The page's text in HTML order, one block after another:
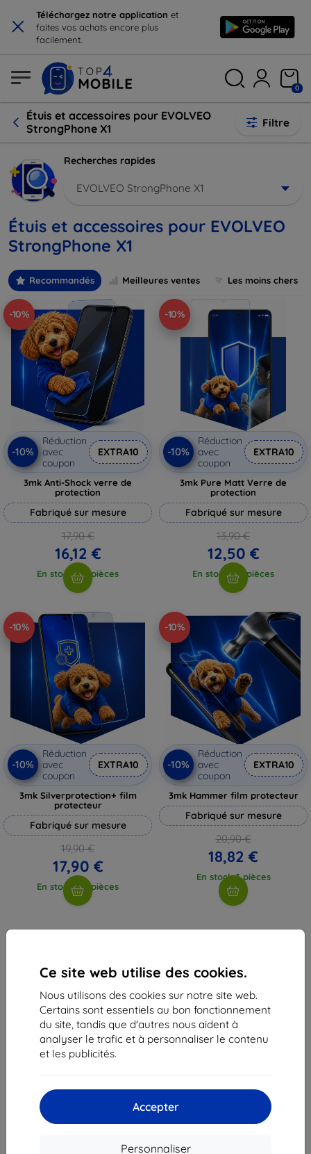
× Téléchargez notre application et
faites vos achats encore plus
facilement.
Ce site web utilise des cookies.
Nous utilisons des cookies sur notre site web.
Certains sont essentiels au bon fonctionnement
du site, tandis que d'autres nous aident à
analyser le trafic et à personnaliser le contenu
et les publicités.
Accepter
Personnaliser
0
Étuis et accessoires pour EVOLVEO
StrongPhone X1
Filtre
Recherches rapides
EVOLVEO StrongPhone X1
Étuis et accessoires pour EVOLVEO
StrongPhone X1
Recommandés Meilleures ventes Les moins chers
-10%
-10%
Réduction
avec
coupon
EXTRA10
3mk Anti-Shock verre de
protection
Fabriqué sur mesure
17,90 €
16,12 €
En stock > 5 pièces
-10%
-10%
Réduction
avec
coupon
EXTRA10
3mk Pure Matt Verre de
protection
Fabriqué sur mesure
13,90 €
12,50 €
En stock > 5 pièces
-10%
-10%
Réduction
avec
coupon
EXTRA10
3mk Silverprotection+ film
protecteur
Fabriqué sur mesure
19,90 €
17,90 €
En stock > 5 pièces
-10%
-10%
Réduction
avec
coupon
EXTRA10
3mk Hammer film protecteur
Fabriqué sur mesure
20,90 €
18,82 €
En stock 3 pièces
Shield-Sk s.r.o.
Ulica Rudolfa Mocka 3750/2A
841 04 Bratislava